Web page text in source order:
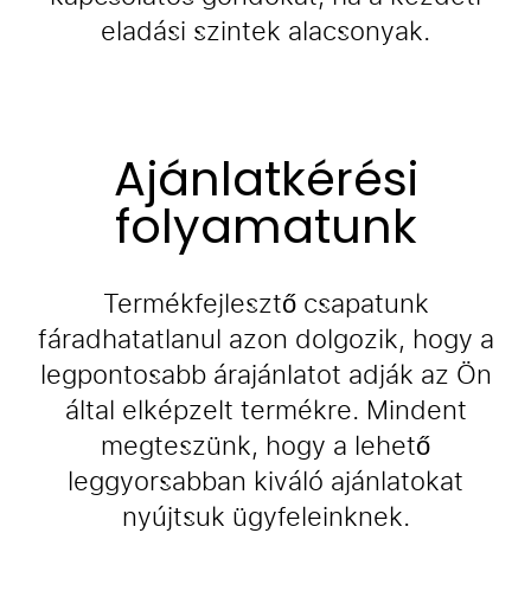
eladási szintek alacsonyak.
Ajánlatkérési
folyamatunk
Termékfejlesztő csapatunk
fáradhatatlanul azon dolgozik, hogy a
legpontosabb árajánlatot adják az Ön
által elképzelt termékre. Mindent
megteszünk, hogy a lehető
leggyorsabban kiváló ajánlatokat
nyújtsuk ügyfeleinknek.